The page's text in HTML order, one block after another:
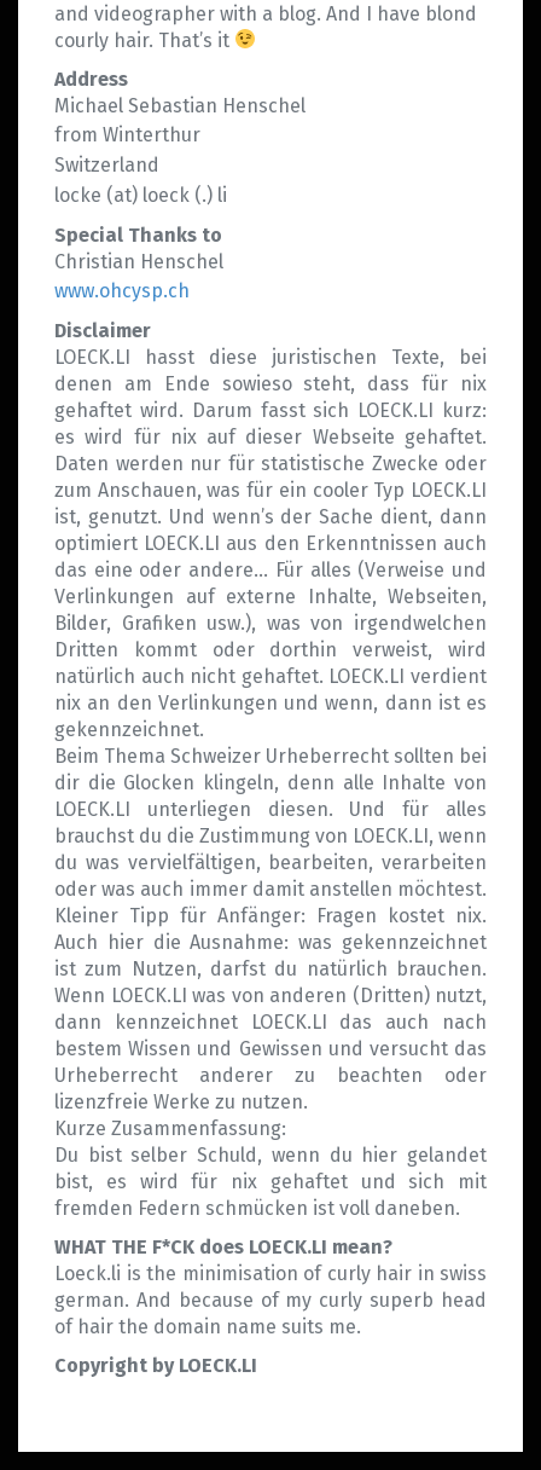
and videographer with a blog. And I have blond
courly hair. That’s it
Address
Michael Sebastian Henschel
from Winterthur
Switzerland
locke (at) loeck (.) li
Special Thanks to
Christian Henschel
www.ohcysp.ch
Disclaimer
LOECK.LI hasst diese juristischen Texte, bei
denen am Ende sowieso steht, dass für nix
gehaftet wird. Darum fasst sich LOECK.LI kurz:
es wird für nix auf dieser Webseite gehaftet.
Daten werden nur für statistische Zwecke oder
zum Anschauen, was für ein cooler Typ LOECK.LI
ist, genutzt. Und wenn’s der Sache dient, dann
optimiert LOECK.LI aus den Erkenntnissen auch
das eine oder andere… Für alles (Verweise und
Verlinkungen auf externe Inhalte, Webseiten,
Bilder, Grafiken usw.), was von irgendwelchen
Dritten kommt oder dorthin verweist, wird
natürlich auch nicht gehaftet. LOECK.LI verdient
nix an den Verlinkungen und wenn, dann ist es
gekennzeichnet.
Beim Thema Schweizer Urheberrecht sollten bei
dir die Glocken klingeln, denn alle Inhalte von
LOECK.LI unterliegen diesen. Und für alles
brauchst du die Zustimmung von LOECK.LI, wenn
du was vervielfältigen, bearbeiten, verarbeiten
oder was auch immer damit anstellen möchtest.
Kleiner Tipp für Anfänger: Fragen kostet nix.
Auch hier die Ausnahme: was gekennzeichnet
ist zum Nutzen, darfst du natürlich brauchen.
Wenn LOECK.LI was von anderen (Dritten) nutzt,
dann kennzeichnet LOECK.LI das auch nach
bestem Wissen und Gewissen und versucht das
Urheberrecht anderer zu beachten oder
lizenzfreie Werke zu nutzen.
Kurze Zusammenfassung:
Du bist selber Schuld, wenn du hier gelandet
bist, es wird für nix gehaftet und sich mit
fremden Federn schmücken ist voll daneben.
WHAT THE F*CK does LOECK.LI mean?
Loeck.li is the minimisation of curly hair in swiss
german. And because of my curly superb head
of hair the domain name suits me.
Copyright by LOECK.LI